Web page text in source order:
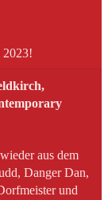
2023!
aus dem
Danger Dan,
und